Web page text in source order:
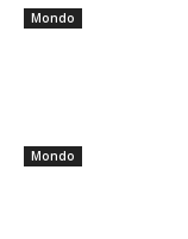
Mondo
Mondo